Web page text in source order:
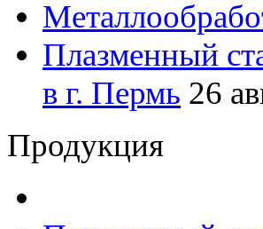
Плазменный
в г. Пермь 26
Продукция